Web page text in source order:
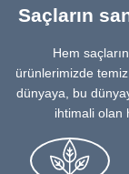
Saçların
Hem
ürünlerimizde
dünyaya, bu
ihtimali olan